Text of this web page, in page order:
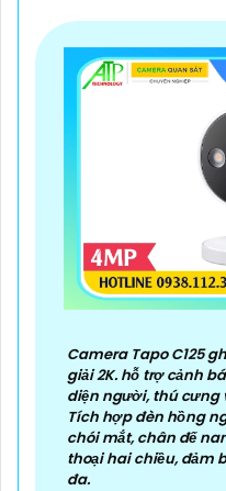
Camera Tapo C125
giải 2K. hỗ trợ cảnh
diện người, thú
Tích hợp đèn hồng
chói mắt, chân đế
thoại hai chiều, đảm
đa.